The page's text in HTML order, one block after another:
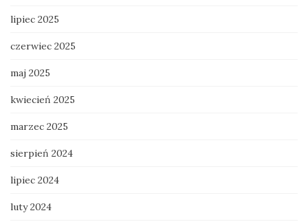
lipiec 2025
czerwiec 2025
maj 2025
kwiecień 2025
marzec 2025
sierpień 2024
lipiec 2024
luty 2024